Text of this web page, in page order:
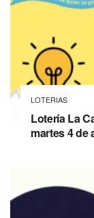
LOTERIAS
Lotería La
martes 4 de